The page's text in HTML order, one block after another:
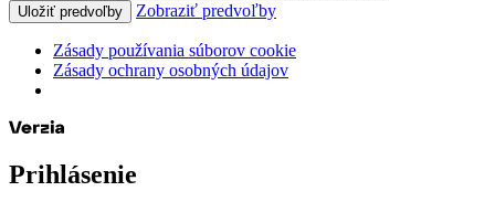
Uložiť predvoľby
Zobraziť predvoľby
Zásady používania súborov cookie
Zásady ochrany osobných údajov
Prihlásenie